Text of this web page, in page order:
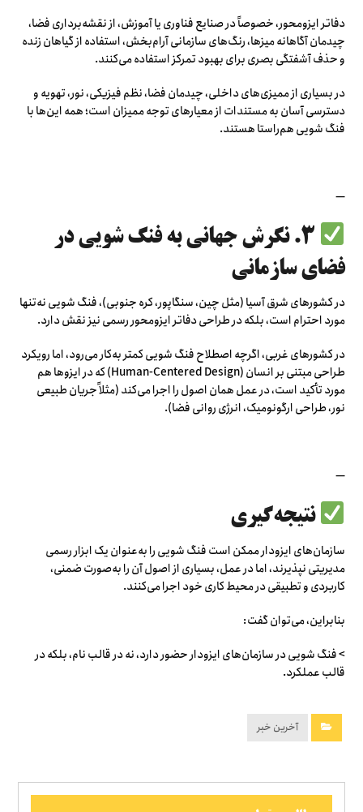
دفاتر ایزومحور، خصوصاً در صنایع فناوری یا آموزش، از نقشه‌برداری فضا،
چیدمان آگاهانه میزها، رنگ‌های سازمانی آرام‌بخش، استفاده از گیاهان زنده
و حذف آشفتگی بصری برای بهبود تمرکز استفاده می‌کنند.
در بسیاری از ممیزی‌های داخلی، چیدمان فضا، نظم فیزیکی، نور، تهویه و
دسترسی آسان به مستندات از معیارهای توجه ممیزان است؛ همه این‌ها با
فنگ شویی هم‌راستا هستند.
—
۳. نگرش جهانی به فنگ شویی در
فضای سازمانی
در کشورهای شرق آسیا (مثل چین، سنگاپور، کره جنوبی)، فنگ شویی نه‌تنها
مورد احترام است، بلکه در طراحی دفاتر ایزومحور رسمی نیز نقش دارد.
در کشورهای غربی، اگرچه اصطلاح فنگ شویی کمتر به‌کار می‌رود، اما رویکرد
طراحی مبتنی بر انسان (Human-Centered Design) که در ایزوها هم
مورد تأکید است، در عمل همان اصول را اجرا می‌کند (مثلاً جریان طبیعی
نور، طراحی ارگونومیک، انرژی روانی فضا).
—
نتیجه‌گیری
سازمان‌های ایزودار ممکن است فنگ شویی را به‌عنوان یک ابزار رسمی
مدیریتی نپذیرند، اما در عمل، بسیاری از اصول آن را به‌صورت ضمنی،
کاربردی و تطبیقی در محیط کاری خود اجرا می‌کنند.
بنابراین، می‌توان گفت:
> فنگ شویی در سازمان‌های ایزودار حضور دارد، نه در قالب نام، بلکه در
قالب عملکرد.
آخرین خبر